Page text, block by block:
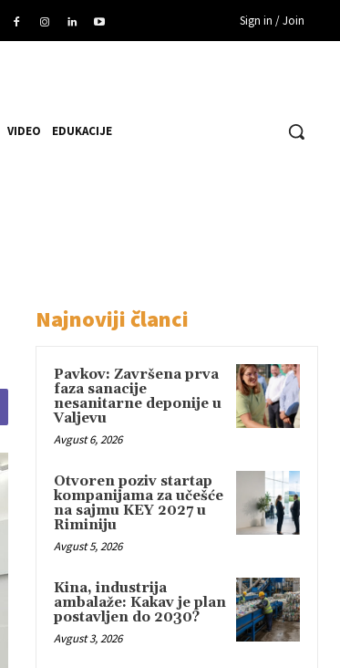
Sign in / Join
VIDEO EDUKACIJE
Najnoviji članci
Pavkov: Završena prva
faza sanacije
nesanitarne deponije u
Valjevu
Avgust 6, 2026
Otvoren poziv startap
kompanijama za učešće
na sajmu KEY 2027 u
Riminiju
Avgust 5, 2026
Kina, industrija
ambalaže: Kakav je plan
postavljen do 2030?
Avgust 3, 2026